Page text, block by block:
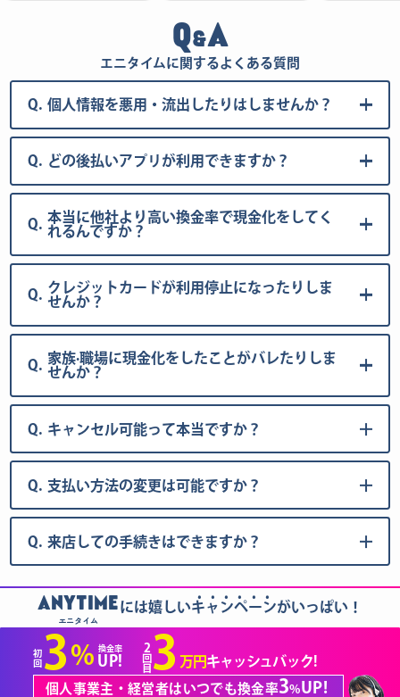
Q&A
エニタイムに関するよくある質問
Q. 個人情報を悪用・流出したりはしませんか？
Q. どの後払いアプリが利用できますか？
Q. 本当に他社より高い換金率で現金化をしてく
れるんですか？
Q. クレジットカードが利用停止になったりしま
せんか？
Q. 家族·職場に現金化をしたことがバレたりしま
せんか？
Q. キャンセル可能って本当ですか？
Q. 支払い方法の変更は可能ですか？
Q. 来店しての手続きはできますか？
ANYTIME
エニタイム
......
には嬉しいキャンペーンがいっぱい！
初
回 3 % 換金率
UP!
2
回
目3 万円キャッシュバック!
個人事業主・経営者はいつでも換金率3%UP!